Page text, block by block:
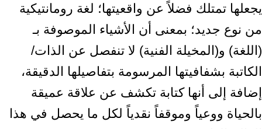
يجعلها ‏تمتلك فضلاً عن واقعيتها؛ لغة رومانتيكية
من نوع جديد؛ بمعنى أن الأشياء ‏الموصوفة بـ
(اللغة) و(المخيلة الفنية) لا تنفصل عن الذات/
الكاتبة بشفافيتها ‏المرسومة بتفاصيلها الدقيقة،
إضافة إلى أنها كتابة تكشف عن علاقة عميقة
بالحياة ‏ووعياً وموقفاً نقدياً لكل ما يحصل في هذا